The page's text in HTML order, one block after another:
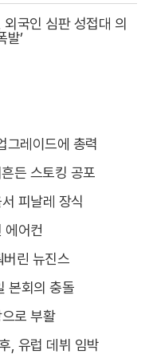
외국인 심판 성접대 의
발’
그레이드에 총력
든 스토킹 공포
피날레 장식
에어컨
린 뉴진스
본회의 충돌
로 부활
, 유럽 데뷔 임박